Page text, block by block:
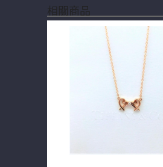
相關商品